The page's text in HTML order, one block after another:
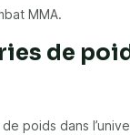
MMA.
de
poids dans